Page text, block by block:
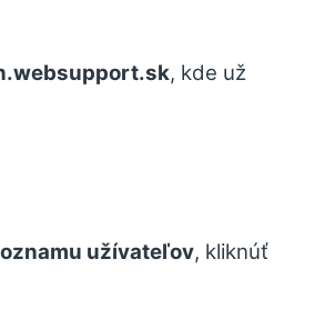
, kde už
užívateľov, kliknúť